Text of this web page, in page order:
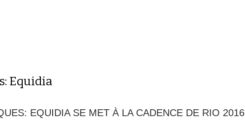
Equidia
EQUIDIA SE MET À LA CADENCE DE RIO 2016